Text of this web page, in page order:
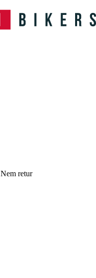
Nem retur